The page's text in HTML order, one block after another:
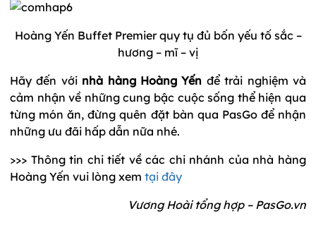
Hoàng Yến Buffet Premier quy tụ đủ bốn yếu tố sắc –
hương – mĩ – vị
Hãy đến với nhà hàng Hoàng Yến để trải nghiệm và
cảm nhận về những cung bậc cuộc sống thể hiện qua
từng món ăn, đừng quên đặt bàn qua PasGo để nhận
những ưu đãi hấp dẫn nữa nhé.
>>> Thông tin chi tiết về các chi nhánh của nhà hàng
Hoàng Yến vui lòng xem tại đây
Vương Hoài tổng hợp – PasGo.vn